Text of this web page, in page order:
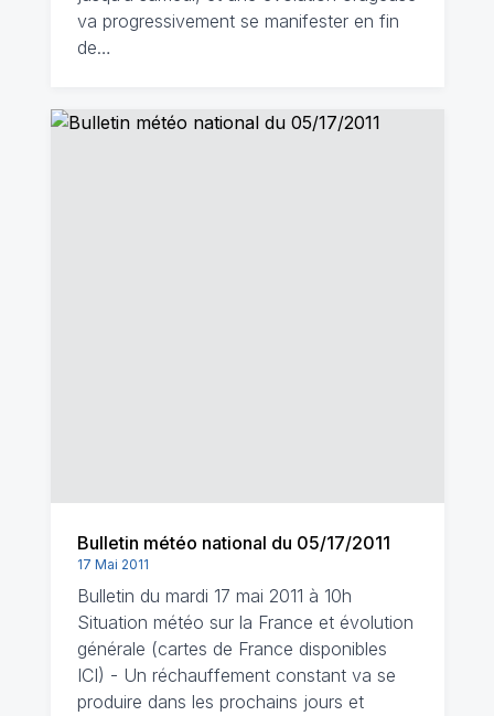
va progressivement se manifester en fin
de…
Bulletin météo national du 05/17/2011
17 Mai 2011
Bulletin du mardi 17 mai 2011 à 10h
Situation météo sur la France et évolution
générale (cartes de France disponibles
ICI) - Un réchauffement constant va se
produire dans les prochains jours et